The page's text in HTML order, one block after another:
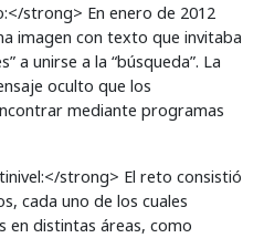
strong> En enero de 2012
imagen con texto que invitaba
a unirse a la “búsqueda”. La
oculto que los
mediante programas
strong> El reto consistió
cada uno de los cuales
en distintas áreas, como